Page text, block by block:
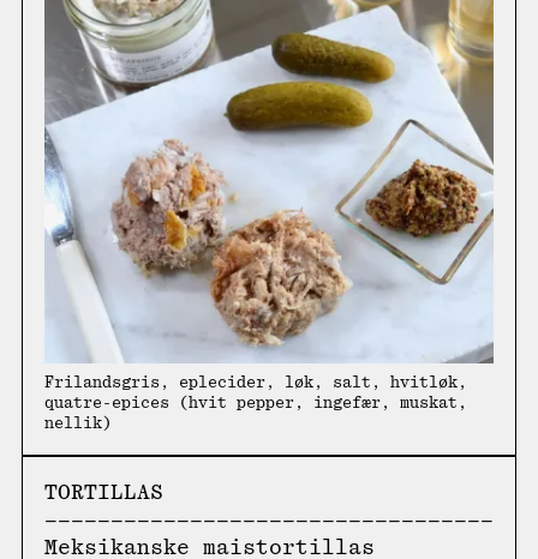
Frilandsgris, eplecider, løk, salt, hvitløk,
quatre-epices (hvit pepper, ingefær, muskat,
nellik)
TORTILLAS
Meksikanske maistortillas